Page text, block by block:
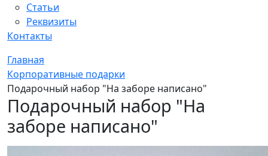
Статьи
Реквизиты
Контакты
Главная
Корпоративные подарки
Подарочный набор "На заборе написано"
Подарочный набор "На
заборе написано"